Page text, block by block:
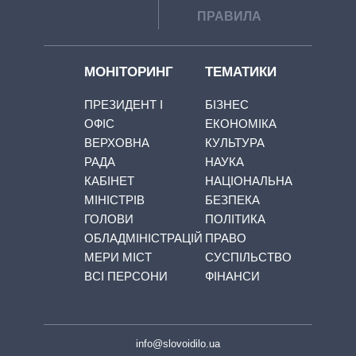
ПРАВИЛА
МОНІТОРИНГ
ПРЕЗИДЕНТ І
ОФІС
ВЕРХОВНА
РАДА
КАБІНЕТ
МІНІСТРІВ
ГОЛОВИ
ОБЛАДМІНІСТРАЦІЙ
МЕРИ МІСТ
ВСІ ПЕРСОНИ
ТЕМАТИКИ
БІЗНЕС
ЕКОНОМІКА
КУЛЬТУРА
НАУКА
НАЦІОНАЛЬНА
БЕЗПЕКА
ПОЛІТИКА
ПРАВО
СУСПІЛЬСТВО
ФІНАНСИ
info@slovoidilo.ua